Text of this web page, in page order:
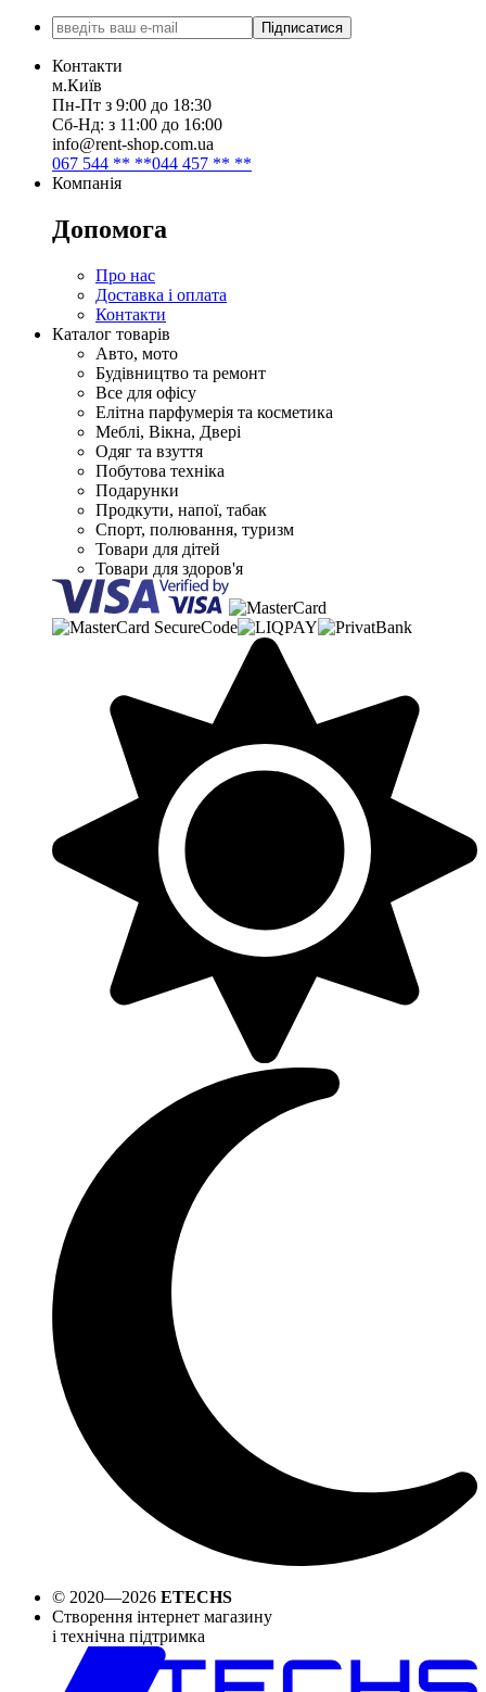
Підписатися
Контакти
м.Київ
Пн-Пт з 9:00 до 18:30
Сб-Нд: з 11:00 до 16:00
info@rent-shop.com.ua
067 544 ** **044 457 ** **
Компанія
Допомога
Про нас
Доставка і оплата
Контакти
Каталог товарів
Авто, мото
Будівництво та ремонт
Все для офісу
Елітна парфумерія та косметика
Меблі, Вікна, Двері
Одяг та взуття
Побутова техніка
Подарунки
Продкути, напої, табак
Спорт, полювання, туризм
Товари для дітей
Товари для здоров'я
© 2020—2026 ETECHS
Створення інтернет магазину
і технічна підтримка